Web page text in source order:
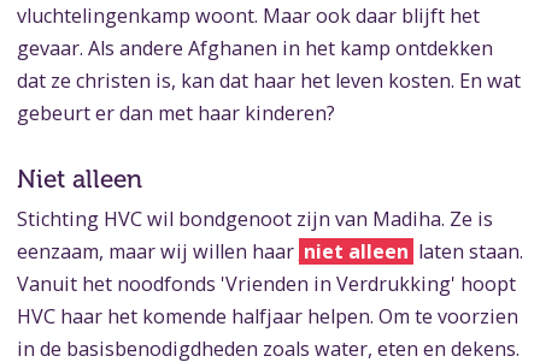
vluchtelingenkamp woont. Maar ook daar blijft het
gevaar. Als andere Afghanen in het kamp ontdekken
dat ze christen is, kan dat haar het leven kosten. En wat
gebeurt er dan met haar kinderen?
Niet alleen
Stichting HVC wil bondgenoot zijn van Madiha. Ze is
eenzaam, maar wij willen haar niet alleen laten staan.
Vanuit het noodfonds 'Vrienden in Verdrukking' hoopt
HVC haar het komende halfjaar helpen. Om te voorzien
in de basisbenodigdheden zoals water, eten en dekens.